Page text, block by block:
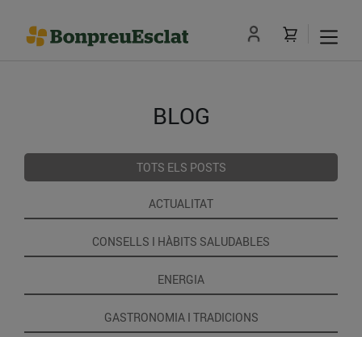
BLOG
TOTS ELS POSTS
ACTUALITAT
CONSELLS I HÀBITS SALUDABLES
ENERGIA
GASTRONOMIA I TRADICIONS